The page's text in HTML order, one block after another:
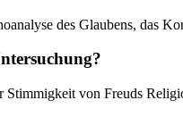
des Glaubens, das
von Freuds